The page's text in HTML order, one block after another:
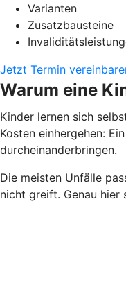
Varianten
Zusatzbausteine
Jetzt Termin
Warum eine
Kinder lernen sich
Kosten einhergehen:
durcheinanderbringen.
Die meisten Unfälle
nicht greift. Genau hier